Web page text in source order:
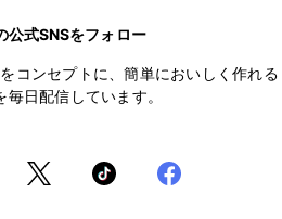
公式SNSをフォロー
コンセプトに、簡単においしく作れる
毎日配信しています。